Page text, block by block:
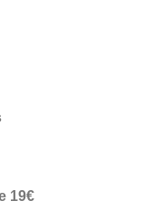
19€